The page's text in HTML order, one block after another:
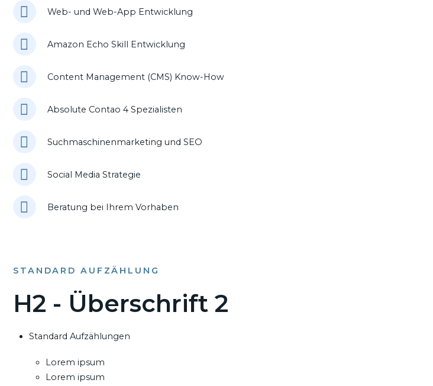
Web- und Web-App Entwicklung
Amazon Echo Skill Entwicklung
Content Management (CMS) Know-How
Absolute Contao 4 Spezialisten
Suchmaschinenmarketing und SEO
Social Media Strategie
Beratung bei Ihrem Vorhaben
STANDARD AUFZÄHLUNG
H2 - Überschrift 2
Standard Aufzählungen
Lorem ipsum
Lorem ipsum